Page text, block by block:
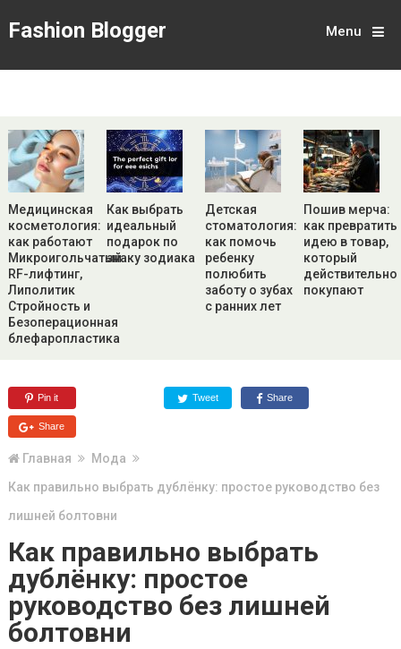
Fashion Blogger Menu
Медицинская
косметология:
как работают
Микроигольчатый
RF-лифтинг,
Липолитик
Стройность и
Безоперационная
блефаропластика
Как выбрать
идеальный
подарок по
знаку зодиака
Детская
стоматология:
как помочь
ребенку
полюбить
заботу о зубах
с ранних лет
Пошив мерча:
как превратить
идею в товар,
который
действительно
покупают
Pin it Tweet Share
Share
Главная
Мода
Как правильно выбрать дублёнку: простое руководство без
лишней болтовни
Как правильно выбрать
дублёнку: простое
руководство без лишней
болтовни